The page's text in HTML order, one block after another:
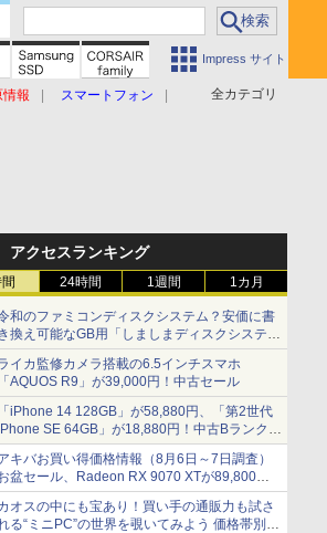
Impress サイト
全カテゴリ
情報 スマートフォン
アクセスランキング
24時間 1週間 1カ月
和のファミコンディスクシステム？安価に書
換え可能なGB用「しましまディスクシステ
」
イカ監修カメラ搭載の6.5インチスマホ
AQUOS R9」が39,000円！中古セール
iPhone 14 128GB」が58,880円、「第2世代
SE 64GB」が18,880円！中古Bランク品
ール
キバお買い得価格情報（8月6日～7日調査）
盆セール、Radeon RX 9070 XTが89,800
、水平周波数24.8kHz対応の17型モニターが
円、暑さ指数連動セール ほか
オスの中にも宝あり！買い手の通販力も試さ
る“ミニPC”の世界を覗いてみよう 価格帯別に